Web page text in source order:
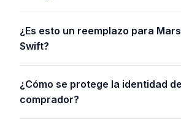
¿Es esto un reemplazo para
Swift?
¿Cómo se protege la identidad
comprador?